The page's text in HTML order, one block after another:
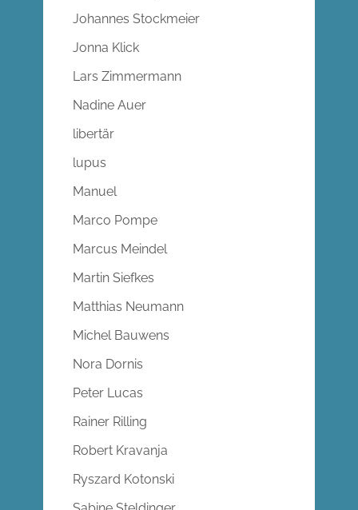
Johannes Stockmeier
Jonna Klick
Lars Zimmermann
Nadine Auer
libertär
lupus
Manuel
Marco Pompe
Marcus Meindel
Martin Siefkes
Matthias Neumann
Michel Bauwens
Nora Dornis
Peter Lucas
Rainer Rilling
Robert Kravanja
Ryszard Kotonski